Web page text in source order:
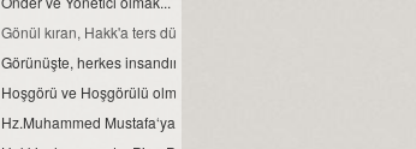
Gönül kıran, Hakk'a ters düşer...
Görünüşte, herkes insandır fakat gerçek insan, hal ehli olandır…
Hoşgörü ve Hoşgörülü olmak…
Hz.Muhammed Mustafa‘ya ve Islam dinine saldırı…